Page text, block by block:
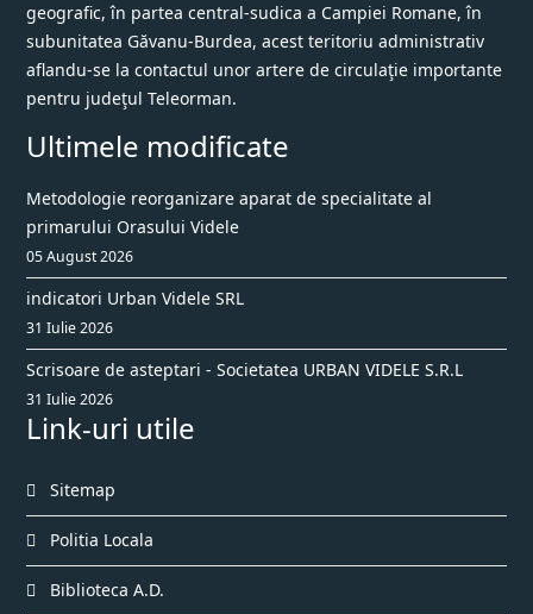
geografic, în partea central-sudica a Campiei Romane, în
subunitatea Găvanu-Burdea, acest teritoriu administrativ
aflandu-se la contactul unor artere de circulaţie importante
pentru judeţul Teleorman.
Ultimele modificate
Metodologie reorganizare aparat de specialitate al
primarului Orasului Videle
05 August 2026
indicatori Urban Videle SRL
31 Iulie 2026
Scrisoare de asteptari - Societatea URBAN VIDELE S.R.L
31 Iulie 2026
Link-uri utile
Sitemap
Politia Locala
Biblioteca A.D.